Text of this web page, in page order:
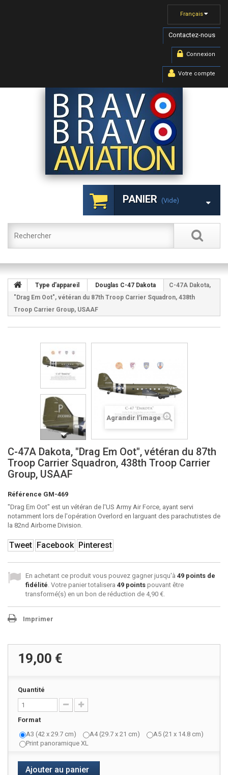
Français
Contactez-nous
Connexion
Votre compte
PANIER (vide)
Type d'appareil Douglas C-47 Dakota
C-47A Dakota,
"Drag Em Oot", vétéran du 87th Troop Carrier Squadron, 438th
Troop Carrier Group, USAAF
Agrandir l'image
C-47A Dakota, "Drag Em Oot", vétéran du 87th
Troop Carrier Squadron, 438th Troop Carrier
Group, USAAF
Référence GM-469
"Drag Em Oot" est un vétéran de l'US Army Air Force, ayant servi
notamment lors de l'opération Overlord en larguant des parachutistes de
la 82nd Airborne Division.
Tweet Facebook Pinterest
En achetant ce produit vous pouvez gagner jusqu'à 49 points de
fidélité. Votre panier totalisera 49 points pouvant être
transformé(s) en un bon de réduction de 4,90 €.
Imprimer
19,00 €
Quantité
Format
A3 (42 x 29.7 cm)
A4 (29.7 x 21 cm)
A5 (21 x 14.8 cm)
Print panoramique XL
Ajouter au panier